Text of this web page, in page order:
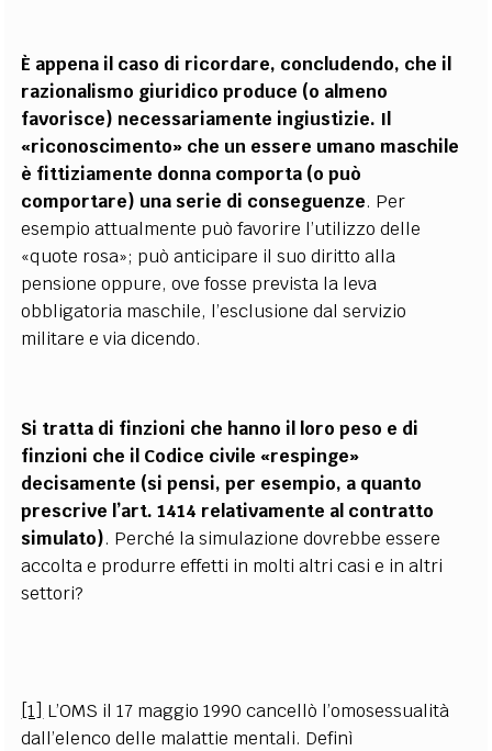
È appena il caso di ricordare, concludendo, che il
razionalismo giuridico produce (o almeno
favorisce) necessariamente ingiustizie. Il
«riconoscimento» che un essere umano maschile
è fittiziamente donna comporta (o può
comportare) una serie di conseguenze. Per
esempio attualmente può favorire l’utilizzo delle
«quote rosa»; può anticipare il suo diritto alla
pensione oppure, ove fosse prevista la leva
obbligatoria maschile, l’esclusione dal servizio
militare e via dicendo.
Si tratta di finzioni che hanno il loro peso e di
finzioni che il Codice civile «respinge»
decisamente (si pensi, per esempio, a quanto
prescrive l’art. 1414 relativamente al contratto
simulato). Perché la simulazione dovrebbe essere
accolta e produrre effetti in molti altri casi e in altri
settori?
[1] L’OMS il 17 maggio 1990 cancellò l’omosessualità
dall’elenco delle malattie mentali. Definì